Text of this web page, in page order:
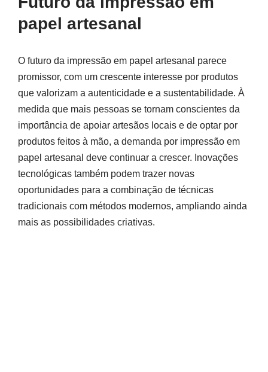
papel artesanal
O futuro da impressão em papel artesanal parece
promissor, com um crescente interesse por produtos
que valorizam a autenticidade e a sustentabilidade. À
medida que mais pessoas se tornam conscientes da
importância de apoiar artesãos locais e de optar por
produtos feitos à mão, a demanda por impressão em
papel artesanal deve continuar a crescer. Inovações
tecnológicas também podem trazer novas
oportunidades para a combinação de técnicas
tradicionais com métodos modernos, ampliando ainda
mais as possibilidades criativas.